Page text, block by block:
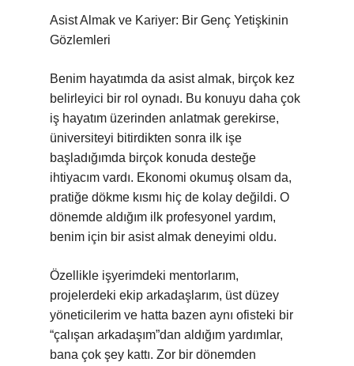
Asist Almak ve Kariyer: Bir Genç Yetişkinin
Gözlemleri
Benim hayatımda da asist almak, birçok kez
belirleyici bir rol oynadı. Bu konuyu daha çok
iş hayatım üzerinden anlatmak gerekirse,
üniversiteyi bitirdikten sonra ilk işe
başladığımda birçok konuda desteğe
ihtiyacım vardı. Ekonomi okumuş olsam da,
pratiğe dökme kısmı hiç de kolay değildi. O
dönemde aldığım ilk profesyonel yardım,
benim için bir asist almak deneyimi oldu.
Özellikle işyerimdeki mentorlarım,
projelerdeki ekip arkadaşlarım, üst düzey
yöneticilerim ve hatta bazen aynı ofisteki bir
“çalışan arkadaşım”dan aldığım yardımlar,
bana çok şey kattı. Zor bir dönemden